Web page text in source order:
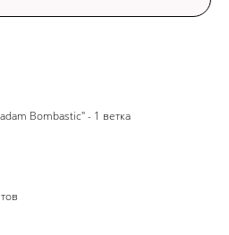
Bombastic" - 1 ветка